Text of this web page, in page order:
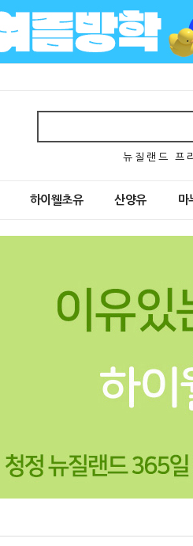
뉴 질 랜 드 프
하이웰초유 산양유 마